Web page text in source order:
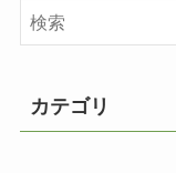
カテゴリ